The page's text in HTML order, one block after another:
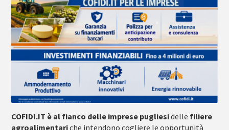
COFIDI.IT è al fianco delle imprese pugliesidelle filiere
agroalimentariche intendono cogliere le opportunità